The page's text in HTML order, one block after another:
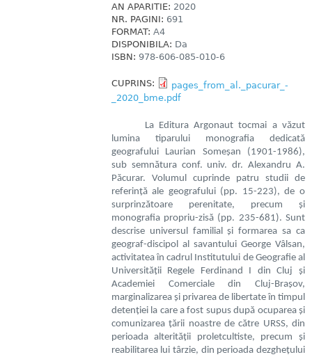
AN APARITIE: 2020
NR. PAGINI: 691
FORMAT: A4
DISPONIBILA: Da
ISBN: 978-606-085-010-6
CUPRINS:
pages_from_al._pacurar_-
_2020_bme.pdf
La Editura Argonaut tocmai a văzut
lumina tiparului monografia dedicată
geografului Laurian Someșan (1901-1986),
sub semnătura conf. univ. dr. Alexandru A.
Păcurar. Volumul cuprinde patru studii de
referință ale geografului (pp. 15-223), de o
surprinzătoare perenitate, precum și
monografia propriu-zisă (pp. 235-681). Sunt
descrise universul familial și formarea sa ca
geograf-discipol al savantului George Vâlsan,
activitatea în cadrul Institutului de Geografie al
Universității Regele Ferdinand I din Cluj și
Academiei Comerciale din Cluj-Brașov,
marginalizarea și privarea de libertate în timpul
detenției la care a fost supus după ocuparea și
comunizarea țării noastre de către URSS, din
perioada alterității proletcultiste, precum și
reabilitarea lui târzie, din perioada dezghețului